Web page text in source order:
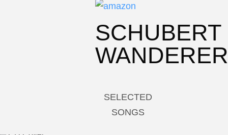
SCHUBERT
WANDERER
SELECTED
SONGS